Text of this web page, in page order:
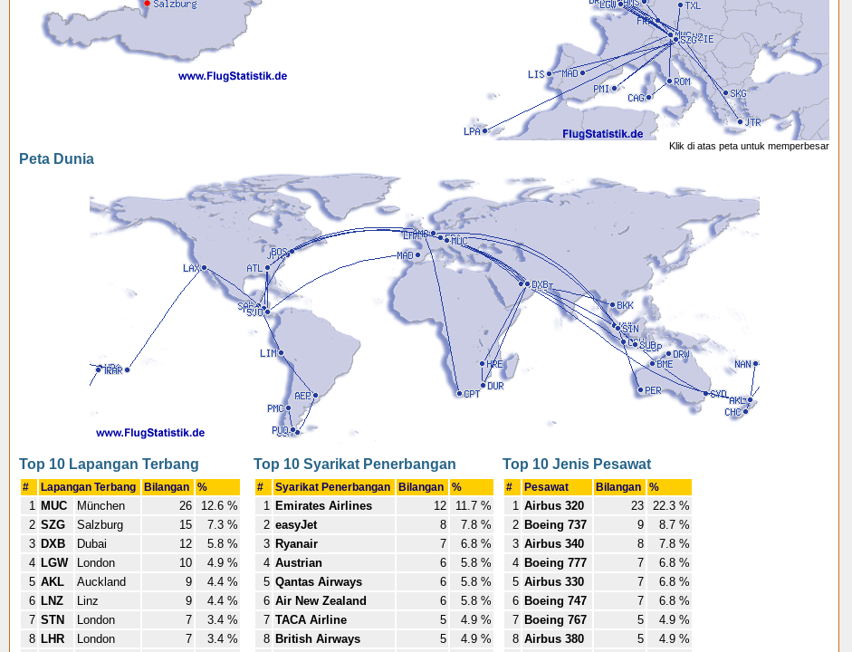
Klik di atas peta untuk memperbesar
Peta Dunia
Top 10 Lapangan Terbang
# Lapangan Terbang Bilangan %
1 MUC München 26
12.6 %
2 SZG Salzburg 15
7.3 %
3 DXB Dubai 12
5.8 %
4 LGW London 10
4.9 %
5 AKL Auckland 9
4.4 %
6 LNZ Linz 9
4.4 %
7 STN London 7
3.4 %
8 LHR London 7
3.4 %
Top 10 Syarikat Penerbangan
# Syarikat Penerbangan Bilangan %
1 Emirates Airlines 12
11.7 %
2 easyJet 8
7.8 %
3 Ryanair 7
6.8 %
4 Austrian 6
5.8 %
5 Qantas Airways 6
5.8 %
6 Air New Zealand 6
5.8 %
7 TACA Airline 5
4.9 %
8 British Airways 5
4.9 %
Top 10 Jenis Pesawat
# Pesawat Bilangan %
1 Airbus 320 23
22.3 %
2 Boeing 737 9
8.7 %
3 Airbus 340 8
7.8 %
4 Boeing 777 7
6.8 %
5 Airbus 330 7
6.8 %
6 Boeing 747 7
6.8 %
7 Boeing 767 5
4.9 %
8 Airbus 380 5
4.9 %